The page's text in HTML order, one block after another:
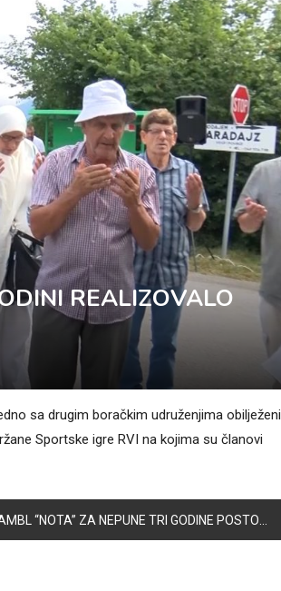
REALIZOVALO
sa drugim boračkim udruženjima obilježeni
Sportske igre RVI na kojima su članovi
ZA NEPUNE TRI GODINE POSTOJANJA OSVOJIO SRCA VOGOŠĆANSKE PUBLIKE